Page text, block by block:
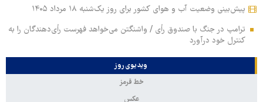
پیش‌بینی وضعیت آب و هوای کشور برای روز یک‌شنبه ۱۸ مرداد ۱۴۰۵
ترامپ در جنگ با صندوق رأی / واشنگتن می‌خواهد فهرست رأی‌دهندگان را به
کنترل خود درآورد
ویدیوی روز
خط قرمز
عکس